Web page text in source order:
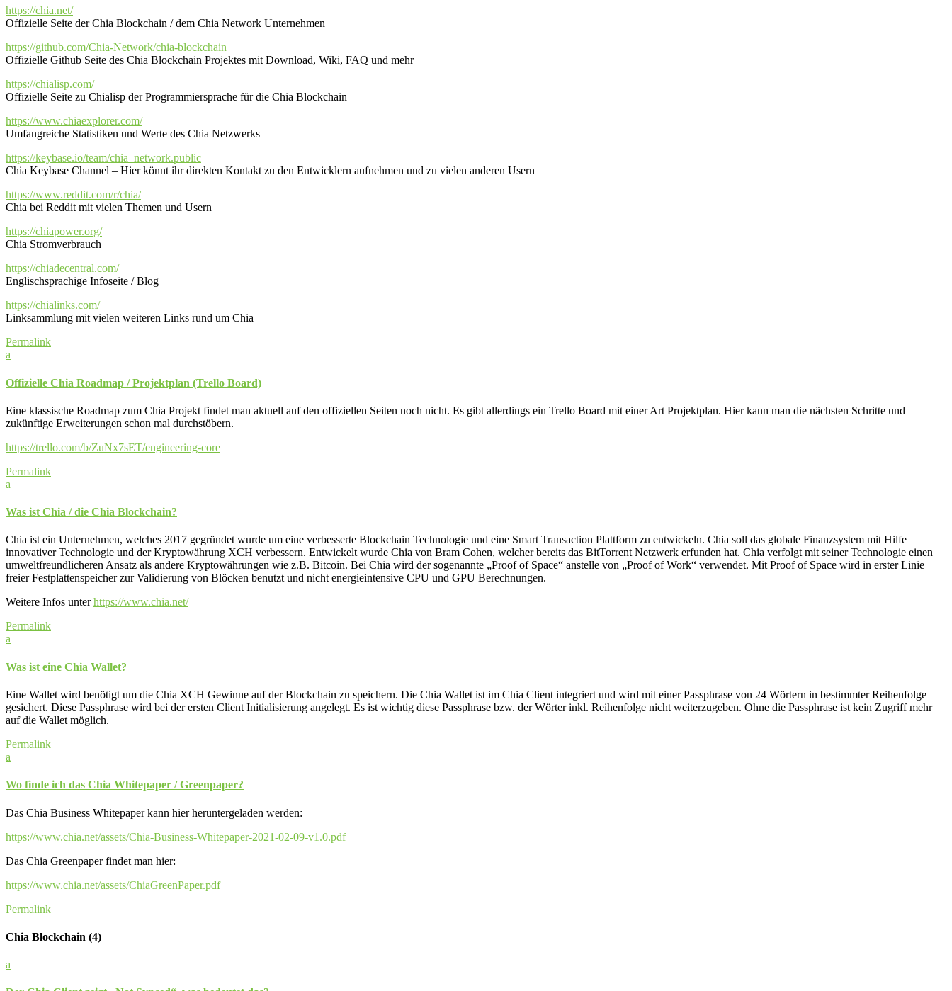
https://chia.net/
Offizielle Seite der Chia Blockchain / dem Chia Network Unternehmen
https://github.com/Chia-Network/chia-blockchain
Offizielle Github Seite des Chia Blockchain Projektes mit Download, Wiki, FAQ und mehr
https://chialisp.com/
Offizielle Seite zu Chialisp der Programmiersprache für die Chia Blockchain
https://www.chiaexplorer.com/
Umfangreiche Statistiken und Werte des Chia Netzwerks
https://keybase.io/team/chia_network.public
Chia Keybase Channel – Hier könnt ihr direkten Kontakt zu den Entwicklern aufnehmen und zu vielen anderen Usern
https://www.reddit.com/r/chia/
Chia bei Reddit mit vielen Themen und Usern
https://chiapower.org/
Chia Stromverbrauch
https://chiadecentral.com/
Englischsprachige Infoseite / Blog
https://chialinks.com/
Linksammlung mit vielen weiteren Links rund um Chia
Permalink
a
Offizielle Chia Roadmap / Projektplan (Trello Board)
Eine klassische Roadmap zum Chia Projekt findet man aktuell auf den offiziellen Seiten noch nicht. Es gibt allerdings ein Trello Board mit einer Art Projektplan. Hier kann man die nächsten Schritte und
zukünftige Erweiterungen schon mal durchstöbern.
https://trello.com/b/ZuNx7sET/engineering-core
Permalink
a
Was ist Chia / die Chia Blockchain?
Chia ist ein Unternehmen, welches 2017 gegründet wurde um eine verbesserte Blockchain Technologie und eine Smart Transaction Plattform zu entwickeln. Chia soll das globale Finanzsystem mit Hilfe
innovativer Technologie und der Kryptowährung XCH verbessern. Entwickelt wurde Chia von Bram Cohen, welcher bereits das BitTorrent Netzwerk erfunden hat. Chia verfolgt mit seiner Technologie einen
umweltfreundlicheren Ansatz als andere Kryptowährungen wie z.B. Bitcoin. Bei Chia wird der sogenannte „Proof of Space“ anstelle von „Proof of Work“ verwendet. Mit Proof of Space wird in erster Linie
freier Festplattenspeicher zur Validierung von Blöcken benutzt und nicht energieintensive CPU und GPU Berechnungen.
Weitere Infos unterhttps://www.chia.net/
Permalink
a
Was ist eine Chia Wallet?
Eine Wallet wird benötigt um die Chia XCH Gewinne auf der Blockchain zu speichern. Die Chia Wallet ist im Chia Client integriert und wird mit einer Passphrase von 24 Wörtern in bestimmter Reihenfolge
gesichert. Diese Passphrase wird bei der ersten Client Initialisierung angelegt. Es ist wichtig diese Passphrase bzw. der Wörter inkl. Reihenfolge nicht weiterzugeben. Ohne die Passphrase ist kein Zugriff mehr
auf die Wallet möglich.
Permalink
a
Wo finde ich das Chia Whitepaper / Greenpaper?
Das Chia Business Whitepaper kann hier heruntergeladen werden:
https://www.chia.net/assets/Chia-Business-Whitepaper-2021-02-09-v1.0.pdf
Das Chia Greenpaper findet man hier:
https://www.chia.net/assets/ChiaGreenPaper.pdf
Permalink
Chia Blockchain (4)
a